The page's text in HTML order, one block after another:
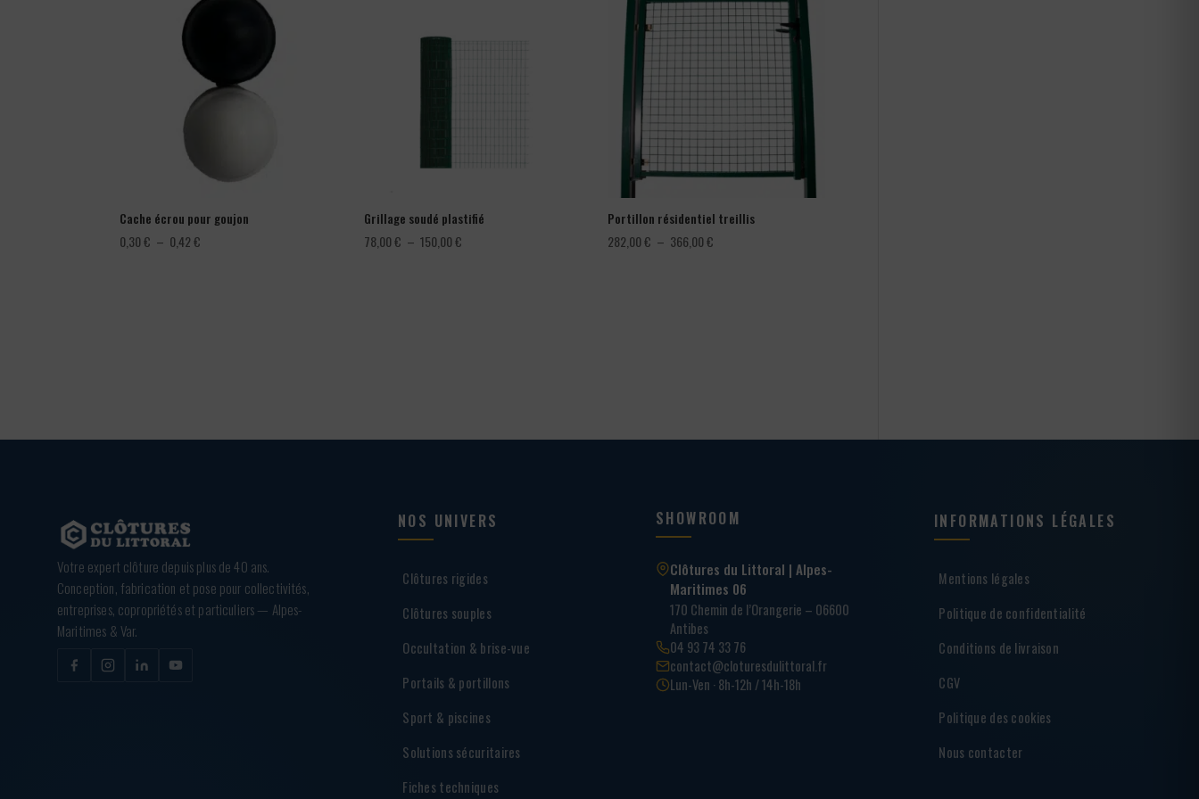
Cache écrou pour goujon
0,30€ – 0,42€
Grillage soudé plastifié
78,00€ – 150,00€Plage
Portillon résidentiel treillis
282,00€ – 366,00€
Votre expert clôture depuis plus de 40 ans.
Conception, fabrication et pose pour collectivités,
entreprises, copropriétés et particuliers — Alpes-
Maritimes & Var.
NOS UNIVERS
Clôtures rigides
Clôtures souples
Occultation & brise-vue
Portails & portillons
Sport & piscines
Solutions sécuritaires
Fiches techniques
SHOWROOM
Clôtures du Littoral | Alpes-
Maritimes 06
170 Chemin de l’Orangerie – 06600
Antibes
04 93 74 33 76
contact@cloturesdulittoral.fr
Lun-Ven · 8h-12h / 14h-18h
INFORMATIONS LÉGALES
Mentions légales
Politique de confidentialité
Conditions de livraison
CGV
Politique des cookies
Nous contacter